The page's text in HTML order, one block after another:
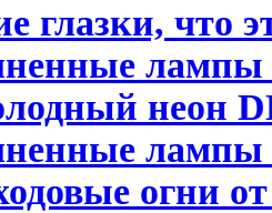
глазки, что
неон
огни